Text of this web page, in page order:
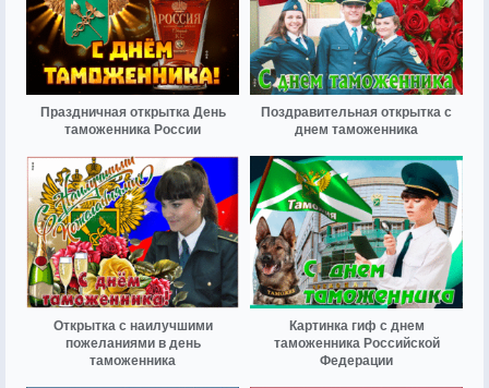
Праздничная открытка День
таможенника России
Поздравительная открытка с
днем таможенника
Открытка с наилучшими
пожеланиями в день
таможенника
Картинка гиф с днем
таможенника Российской
Федерации